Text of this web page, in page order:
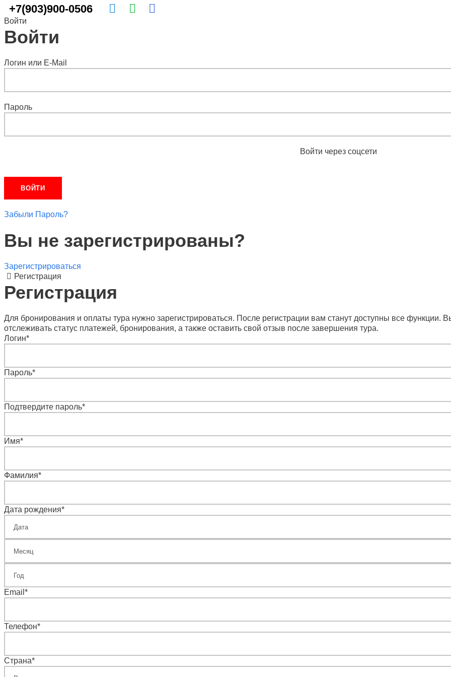
+7(903)900-0506
Войти
Войти
Логин или E-Mail
Пароль
Войти через соцсети
Забыли Пароль?
Вы не зарегистрированы?
Зарегистрироваться
Регистрация
Регистрация
Для бронирования и оплаты тура нужно зарегистрироваться. После регистрации вам станут доступны все функции.
отслеживать статус платежей, бронирования, а также оставить свой отзыв после завершения тура.
Логин*
Пароль*
Подтвердите пароль*
Имя*
Фамилия*
Дата рождения*
Email *
Телефон*
Страна*